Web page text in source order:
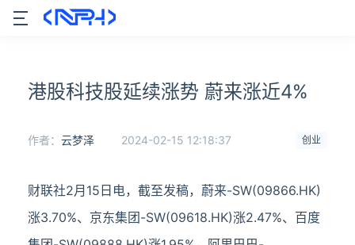
港股科技股延续涨势 蔚来涨近4%
创业
作者： 云梦泽 2024-02-15 12:18:37
财联社2月15日电，截至发稿，蔚来-SW(09866.HK)
涨3.70%、京东集团-SW(09618.HK)涨2.47%、百度